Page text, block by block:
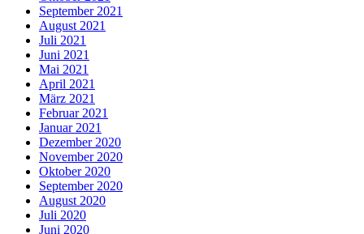
September 2021
August 2021
Juli 2021
Juni 2021
Mai 2021
April 2021
März 2021
Februar 2021
Januar 2021
Dezember 2020
November 2020
Oktober 2020
September 2020
August 2020
Juli 2020
Juni 2020